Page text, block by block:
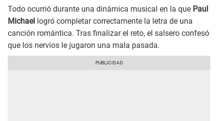
Todo ocurrió durante una dinámica musical en la que Paul
Michael logró completar correctamente la letra de una
canción romántica. Tras finalizar el reto, el salsero confesó
que los nervios le jugaron una mala pasada.